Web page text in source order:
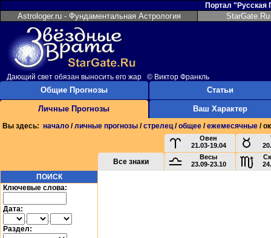
Портал "Русская
Astrologer.ru - Фундаментальная Астрология
Дающий свет обязан выносить его жар © Виктор Франкль
Общие Прогнозы
Личные Прогнозы
Статьи
Ваш Характер
Вы здесь: начало /личные прогнозы /стрелец/общее /ежемесячные /
Овен
21.03-19.04
Все знаки
Весы
23.09-23.10
ПОИСК
Ключевые слова:
Дата:
.
.
Раздел: